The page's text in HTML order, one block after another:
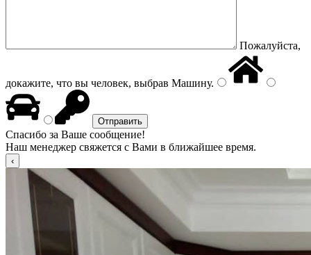
Пожалуйста,
докажите, что вы человек, выбрав Машину.
Спасибо за Ваше сообщение!
Наш менеджер свяжется с Вами в ближайшее время.